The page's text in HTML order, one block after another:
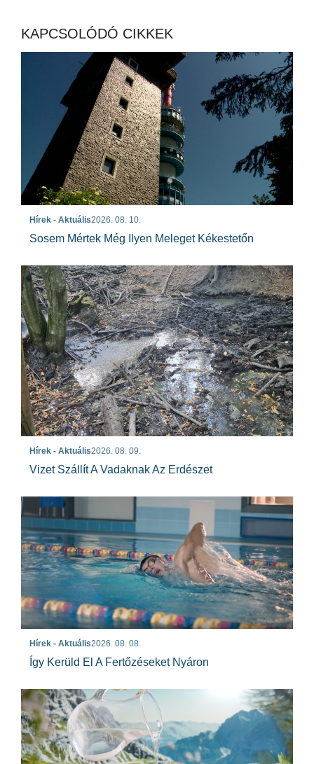
KAPCSOLÓDÓ CIKKEK
Hírek - Aktuális2026. 08. 10.
Sosem Mértek Még Ilyen Meleget Kékestetőn
Hírek - Aktuális2026. 08. 09.
Vizet Szállít A Vadaknak Az Erdészet
Hírek - Aktuális2026. 08. 08.
Így Kerüld El A Fertőzéseket Nyáron